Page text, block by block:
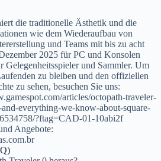
die traditionelle Ästhetik und die
wie dem Wiederaufbau von
und Teams mit bis zu acht
2025 für PC und Konsolen
Gelegenheitsspieler und Sammler. Um
zu bleiben und den offiziellen
zu sehen, besuchen Sie uns:
articles/octopath-traveler-
and-everything-we-know-about-square-
?ftag=CAD-01-10abi2f
Angebote: